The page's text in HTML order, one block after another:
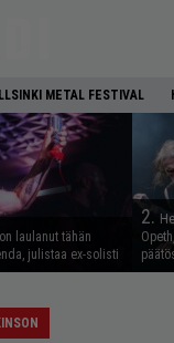
METAL FESTIVAL
laulanut tähän
julistaa ex-solisti
2.